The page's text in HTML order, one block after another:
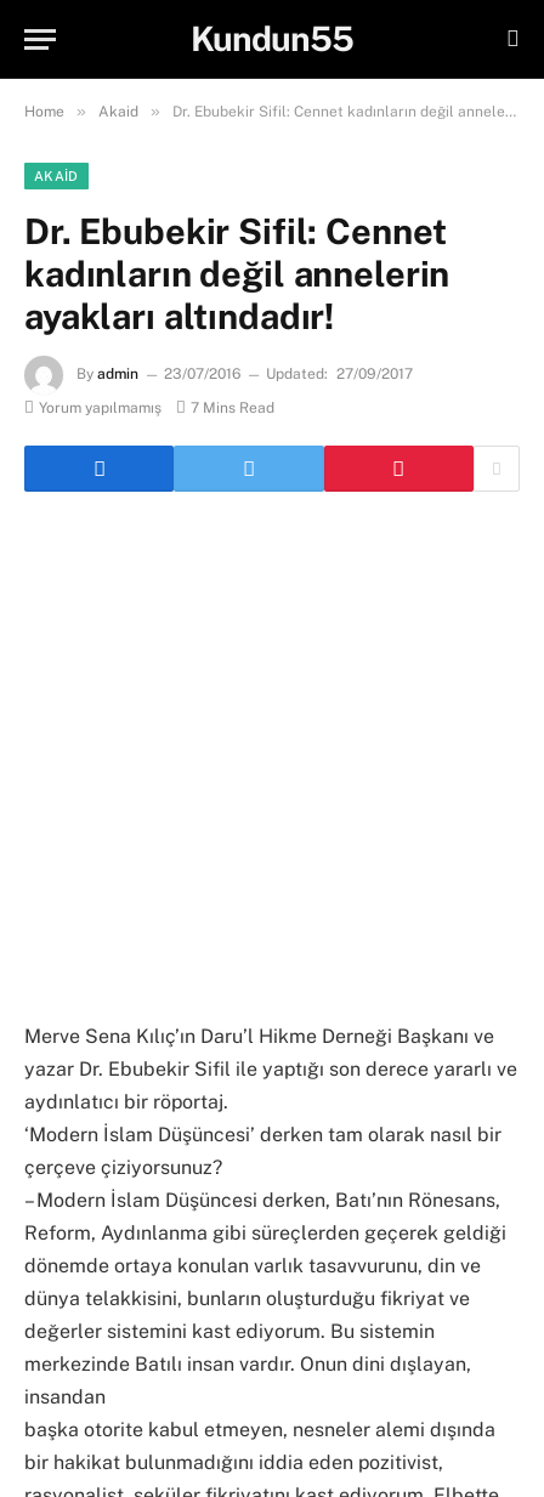
Kundun55
Home » Akaid » Dr. Ebubekir Sifil: Cennet kadınların değil annelerin ayakları altındadır!
AKAID
Dr. Ebubekir Sifil: Cennet
kadınların değil annelerin
ayakları altındadır!
By admin 23/07/2016 Updated: 27/09/2017
Yorum yapılmamış
7 Mins Read
Merve Sena Kılıç’ın Daru’l Hikme Derneği Başkanı ve
yazar Dr. Ebubekir Sifil ile yaptığı son derece yararlı ve
aydınlatıcı bir röportaj.
‘Modern İslam Düşüncesi’ derken tam olarak nasıl bir
çerçeve çiziyorsunuz?
– Modern İslam Düşüncesi derken, Batı’nın Rönesans,
Reform, Aydınlanma gibi süreçlerden geçerek geldiği
dönemde ortaya konulan varlık tasavvurunu, din ve
dünya telakkisini, bunların oluşturduğu fikriyat ve
değerler sistemini kast ediyorum. Bu sistemin
merkezinde Batılı insan vardır. Onun dini dışlayan,
insandan
başka otorite kabul etmeyen, nesneler alemi dışında
bir hakikat bulunmadığını iddia eden pozitivist,